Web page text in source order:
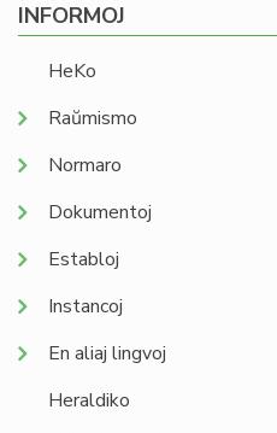
INFORMOJ
HeKo
Raŭmismo
Normaro
Dokumentoj
Establoj
Instancoj
En aliaj lingvoj
Heraldiko